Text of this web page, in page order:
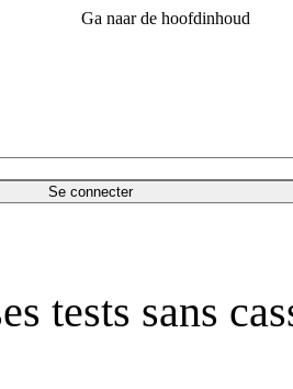
Ga naar de hoofdinhoud
Se connecter
tests sans